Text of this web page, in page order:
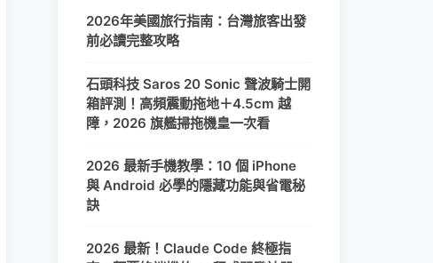
2026年美國旅行指南：台灣旅客出發
前必讀完整攻略
石頭科技 Saros 20 Sonic 聲波騎士開
箱評測！高頻震動拖地＋4.5cm 越
障，2026 旗艦掃拖機皇一次看
2026 最新手機教學：10 個 iPhone
與 Android 必學的隱藏功能與省電秘
訣
2026 最新！Claude Code 終極指